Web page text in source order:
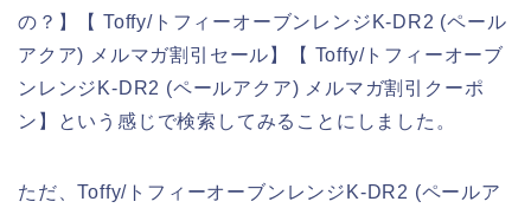
の？】【 Toffy/トフィーオーブンレンジK-DR2 (ペール
アクア) メルマガ割引セール】【 Toffy/トフィーオーブ
ンレンジK-DR2 (ペールアクア) メルマガ割引クーポ
ン】という感じで検索してみることにしました。
ただ、Toffy/トフィーオーブンレンジK-DR2 (ペールア